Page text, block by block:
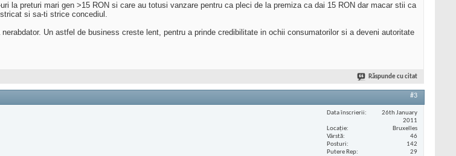
la preturi mari gen >15 RON si care au totusi vanzare pentru ca pleci de la premiza ca dai 15 RON dar macar stii ca
si sa-ti strice concediul.
Un astfel de business creste lent, pentru a prinde credibilitate in ochii consumatorilor si a deveni autoritate
Răspunde cu citat
#3
Data înscrierii
26th January
2011
Locaţie
Bruxelles
Vârstă
46
Posturi
142
Putere Rep
29